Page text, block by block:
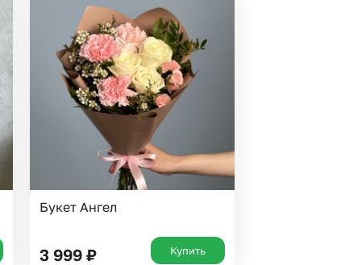
Букет Ангел
3 999 ₽ Купить